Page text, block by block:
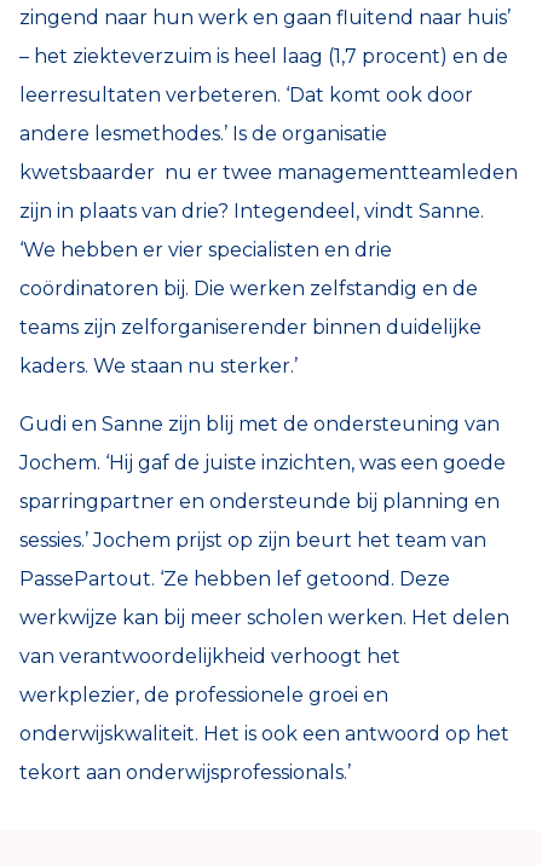
zingend naar hun werk en gaan fluitend naar huis’
– het ziekteverzuim is heel laag (1,7 procent) en de
leerresultaten verbeteren. ‘Dat komt ook door
andere lesmethodes.’ Is de organisatie
kwetsbaarder nu er twee managementteamleden
zijn in plaats van drie? Integendeel, vindt Sanne.
‘We hebben er vier specialisten en drie
coördinatoren bij. Die werken zelfstandig en de
teams zijn zelforganiserender binnen duidelijke
kaders. We staan nu sterker.’
Gudi en Sanne zijn blij met de ondersteuning van
Jochem. ‘Hij gaf de juiste inzichten, was een goede
sparringpartner en ondersteunde bij planning en
sessies.’ Jochem prijst op zijn beurt het team van
PassePartout. ‘Ze hebben lef getoond. Deze
werkwijze kan bij meer scholen werken. Het delen
van verantwoordelijkheid verhoogt het
werkplezier, de professionele groei en
onderwijskwaliteit. Het is ook een antwoord op het
tekort aan onderwijsprofessionals.’